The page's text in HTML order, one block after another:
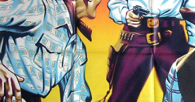
Vendre